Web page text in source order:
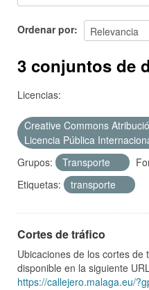
Acerca de
Ordenar por
3 conjuntos de
Licencias:
Creative Commons
Licencia Pública
Grupos:
Transporte
Etiquetas:
transporte
Cortes de tráfico
Ubicaciones de los cortes de
disponible en la siguiente
https://callejero.malaga.eu/